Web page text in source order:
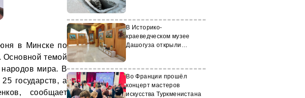
в Минске по
Основной темой
народов мира. В
государств, а
сообщает
В Историко-
краеведческом музее
Дашогуза открыли
Во Франции прошёл
концерт мастеров
искусства Туркменистана